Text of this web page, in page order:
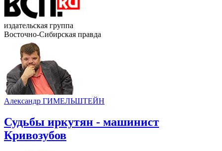
издательская группа
Восточно-Сибирская правда
Александр ГИМЕЛЬШТЕЙН
Судьбы иркутян - машинист
Кривозубов